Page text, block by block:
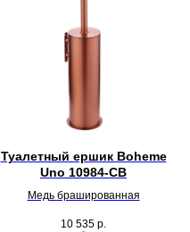
Туалетный ершик Boheme
Uno 10984-CB
Медь брашированная
10 535 р.